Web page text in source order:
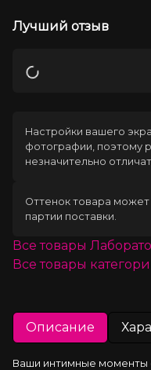
Лучший отзыв
Загрузка
Настройки вашего
фотографии, поэтому
незначительно
Оттенок товара может
партии поставки.
Все товары
Все товары
Описание
Ваши интимные моменты